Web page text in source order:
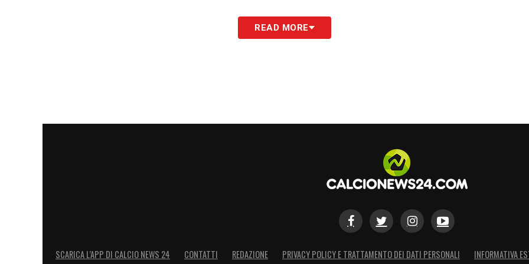
READ MORE
SCARICA L’APP DI CALCIO NEWS 24 CONTATTI REDAZIONE PRIVACY POLICY E TRATTAMENTO DEI DATI PERSONALI INFORMATIVA